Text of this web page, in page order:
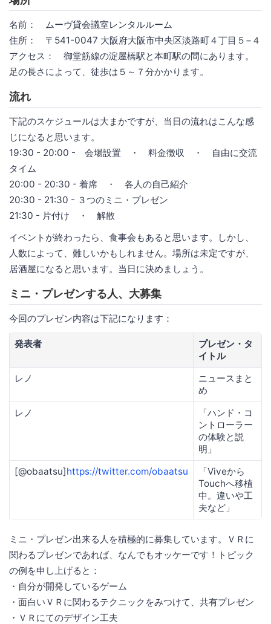
名前： ムーヴ貸会議室レンタルルーム
住所： 〒541-0047 大阪府大阪市中央区淡路町４丁目５−４
アクセス： 御堂筋線の淀屋橋駅と本町駅の間にあります。
足の長さによって、徒歩は５～７分かかります。
流れ
下記のスケジュールは大まかですが、当日の流れはこんな感
じになると思います。
19:30 - 20:00 - 会場設置 ・ 料金徴収 ・ 自由に交流
タイム
20:00 - 20:30 - 着席 ・ 各人の自己紹介
20:30 - 21:30 - ３つのミニ・プレゼン
21:30 - 片付け ・ 解散
イベントが終わったら、食事会もあると思います。しかし、
人数によって、難しいかもしれません。場所は未定ですが、
居酒屋になると思います。当日に決めましょう。
ミニ・プレゼンする人、大募集
今回のプレゼン内容は下記になります：
発表者
プレゼン・タ
イトル
レノ
ニュースまと
め
レノ
「ハンド・コ
ントローラー
の体験と説
明」
[@obaatsu]https://twitter.com/obaatsu
「Viveから
Touchへ移植
中。違いや工
夫など」
ミニ・プレゼン出来る人を積極的に募集しています。ＶＲに
関わるプレゼンであれば、なんでもオッケーです！トピック
の例を申し上げると：
・自分が開発しているゲーム
・面白いＶＲに関わるテクニックをみつけて、共有プレゼン
・ＶＲにてのデザイン工夫